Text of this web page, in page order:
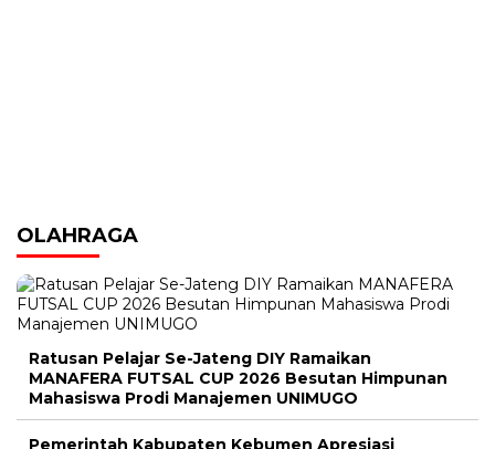
OLAHRAGA
Ratusan Pelajar Se-Jateng DIY Ramaikan
MANAFERA FUTSAL CUP 2026 Besutan Himpunan
Mahasiswa Prodi Manajemen UNIMUGO
Pemerintah Kabupaten Kebumen Apresiasi